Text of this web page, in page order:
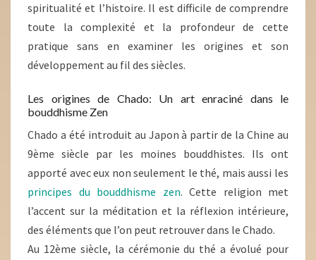
spiritualité et l’histoire. Il est difficile de comprendre
toute la complexité et la profondeur de cette
pratique sans en examiner les origines et son
développement au fil des siècles.
Les origines de Chado: Un art enraciné dans le
bouddhisme Zen
Chado a été introduit au Japon à partir de la Chine au
9ème siècle par les moines bouddhistes. Ils ont
apporté avec eux non seulement le thé, mais aussi les
principes du bouddhisme zen. Cette religion met
l’accent sur la méditation et la réflexion intérieure,
des éléments que l’on peut retrouver dans le Chado.
Au 12ème siècle, la cérémonie du thé a évolué pour